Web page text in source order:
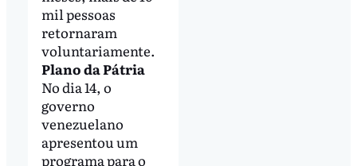
mil pessoas
retornaram
voluntariamente.
Plano da Pátria
No dia 14, o
governo
venezuelano
apresentou um
programa para o